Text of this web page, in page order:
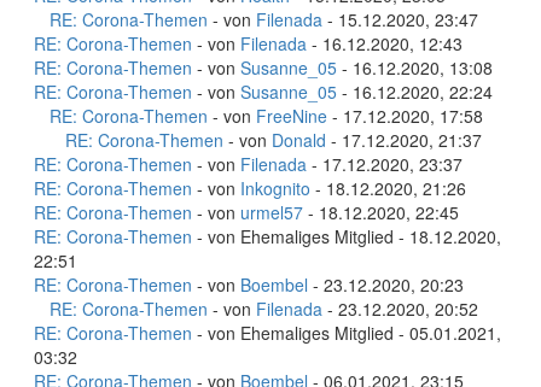
RE: Corona-Themen - von Filenada - 15.12.2020, 23:47
RE: Corona-Themen - von Filenada - 16.12.2020, 12:43
RE: Corona-Themen - von Susanne_05 - 16.12.2020, 13:08
RE: Corona-Themen - von Susanne_05 - 16.12.2020, 22:24
RE: Corona-Themen - von FreeNine - 17.12.2020, 17:58
RE: Corona-Themen - von Donald - 17.12.2020, 21:37
RE: Corona-Themen - von Filenada - 17.12.2020, 23:37
RE: Corona-Themen - von Inkognito - 18.12.2020, 21:26
RE: Corona-Themen - von urmel57 - 18.12.2020, 22:45
RE: Corona-Themen - von Ehemaliges Mitglied - 18.12.2020,
22:51
RE: Corona-Themen - von Boembel - 23.12.2020, 20:23
RE: Corona-Themen - von Filenada - 23.12.2020, 20:52
RE: Corona-Themen - von Ehemaliges Mitglied - 05.01.2021,
03:32
RE: Corona-Themen - von Boembel - 06.01.2021, 23:15